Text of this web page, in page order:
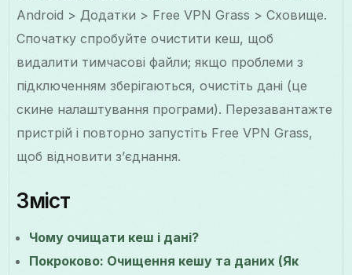
Android > Додатки > Free VPN Grass > Сховище.
Спочатку спробуйте очистити кеш, щоб
видалити тимчасові файли; якщо проблеми з
підключенням зберігаються, очистіть дані (це
скине налаштування програми). Перезавантажте
пристрій і повторно запустіть Free VPN Grass,
щоб відновити з’єднання.
Зміст
Чому очищати кеш і дані?
Покроково: Очищення кешу та даних (Як